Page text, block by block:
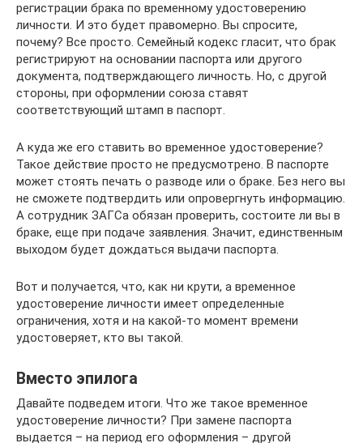
регистрации брака по временному удостоверению
личности. И это будет правомерно. Вы спросите,
почему? Все просто. Семейный кодекс гласит, что брак
регистрируют на основании паспорта или другого
документа, подтверждающего личность. Но, с другой
стороны, при оформлении союза ставят
соответствующий штамп в паспорт.
А куда же его ставить во временное удостоверение?
Такое действие просто не предусмотрено. В паспорте
может стоять печать о разводе или о браке. Без него вы
не сможете подтвердить или опровергнуть информацию.
А сотрудник ЗАГСа обязан проверить, состоите ли вы в
браке, еще при подаче заявления. Значит, единственным
выходом будет дождаться выдачи паспорта.
Вот и получается, что, как ни крути, а временное
удостоверение личности имеет определенные
ограничения, хотя и на какой-то момент времени
удостоверяет, кто вы такой.
Вместо эпилога
Давайте подведем итоги. Что же такое временное
удостоверение личности? При замене паспорта
выдается – на период его оформления – другой